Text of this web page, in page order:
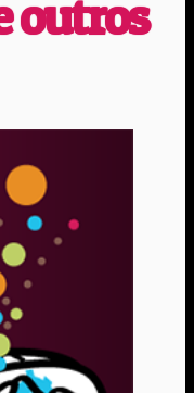
outros